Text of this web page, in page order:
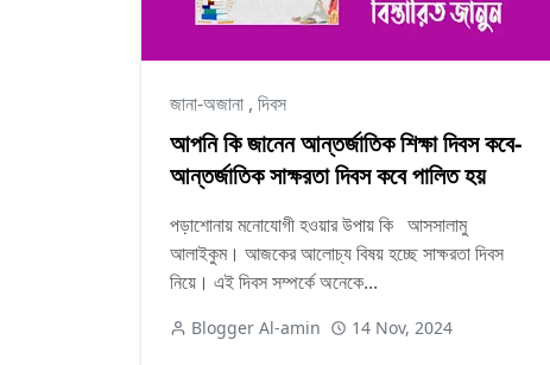
জানা-অজানা , দিবস
আপনি কি জানেন আন্তর্জাতিক শিক্ষা দিবস কবে-
আন্তর্জাতিক সাক্ষরতা দিবস কবে পালিত হয়
পড়াশোনায় মনোযোগী হওয়ার উপায় কি আসসালামু
আলাইকুম। আজকের আলোচ্য বিষয় হচ্ছে সাক্ষরতা দিবস
নিয়ে। এই দিবস সম্পর্কে অনেকে...
Blogger Al-amin 14 Nov, 2024